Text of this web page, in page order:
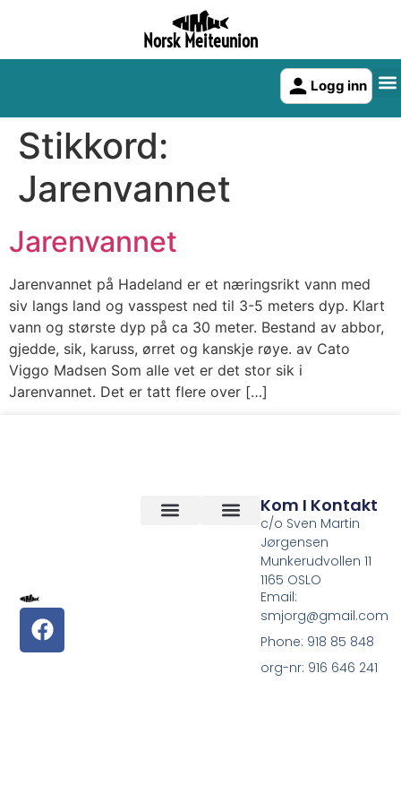
Norsk Meiteunion
Logg inn
Stikkord:
Jarenvannet
Jarenvannet
Jarenvannet på Hadeland er et næringsrikt vann med
siv langs land og vasspest ned til 3-5 meters dyp. Klart
vann og største dyp på ca 30 meter. Bestand av abbor,
gjedde, sik, karuss, ørret og kanskje røye. av Cato
Viggo Madsen Som alle vet er det stor sik i
Jarenvannet. Det er tatt flere over […]
Kom I Kontakt
c/o Sven Martin
Jørgensen
Munkerudvollen 11
1165 OSLO
Email:
smjorg@gmail.com
Phone: 918 85 848
org-nr: 916 646 241